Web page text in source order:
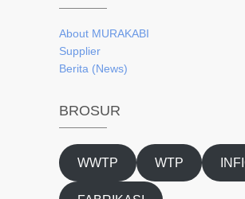
About MURAKABI
Supplier
Berita (News)
BROSUR
WWTP WTP